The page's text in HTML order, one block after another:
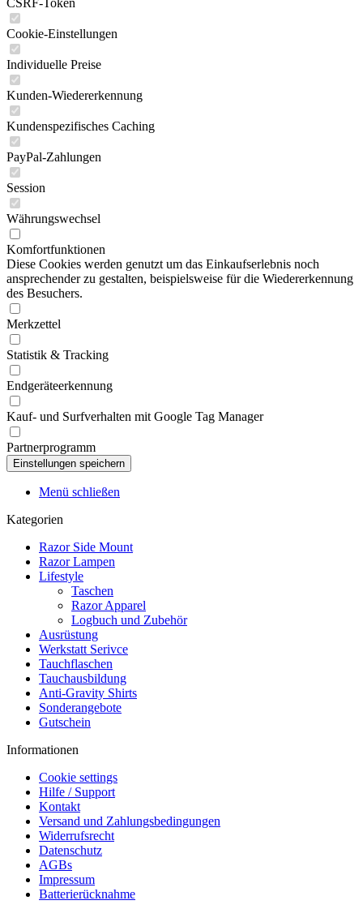
CSRF-Token
Cookie-Einstellungen
Individuelle Preise
Kunden-Wiedererkennung
Kundenspezifisches Caching
PayPal-Zahlungen
Session
Währungswechsel
Komfortfunktionen
Diese Cookies werden genutzt um das Einkaufserlebnis noch
ansprechender zu gestalten, beispielsweise für die Wiedererkennung
des Besuchers.
Merkzettel
Statistik & Tracking
Endgeräteerkennung
Kauf- und Surfverhalten mit Google Tag Manager
Partnerprogramm
Menü schließen
Kategorien
Razor Side Mount
Razor Lampen
Lifestyle
Taschen
Razor Apparel
Logbuch und Zubehör
Ausrüstung
Werkstatt Serivce
Tauchflaschen
Tauchausbildung
Anti-Gravity Shirts
Sonderangebote
Gutschein
Informationen
Cookie settings
Hilfe / Support
Kontakt
Versand und Zahlungsbedingungen
Widerrufsrecht
Datenschutz
AGBs
Impressum
Batterierücknahme